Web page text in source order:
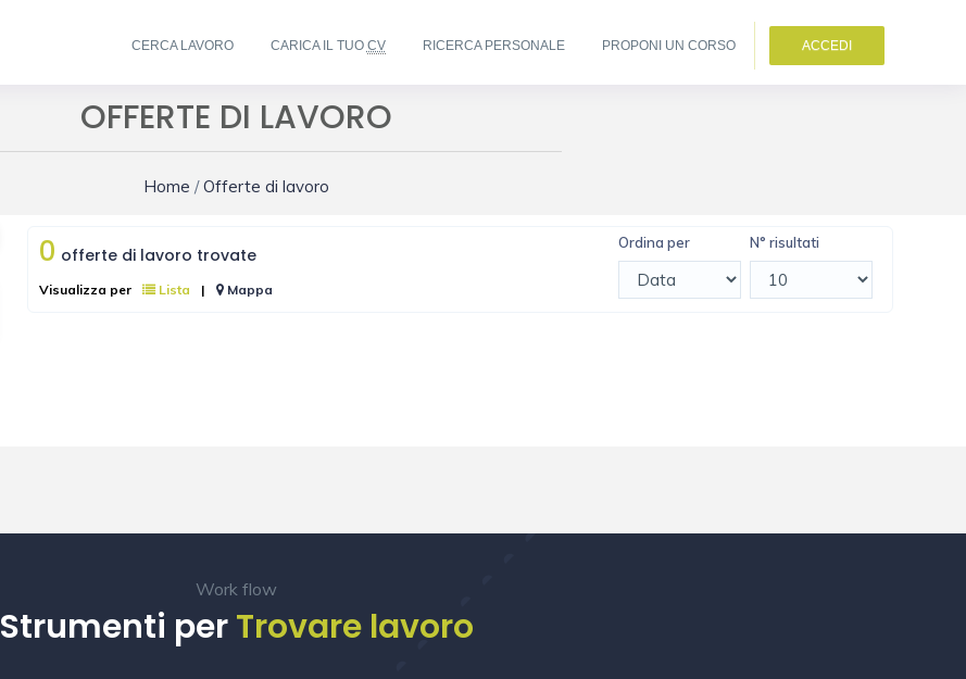
CERCA LAVORO CARICA IL TUO CV RICERCA PERSONALE PROPONI UN CORSO ACCEDI
OFFERTE DI LAVORO
Home /Offerte di lavoro
0 offerte di lavoro trovate
Visualizza per Lista | Mappa
Ordina per N° risultati
Work flow
Strumenti perTrovare lavoro